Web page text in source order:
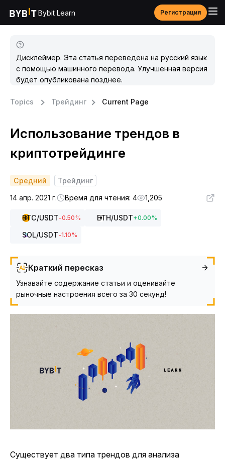
Bybit Learn Регистрация
Дисклеймер. Эта статья переведена на русский язык
с помощью машинного перевода. Улучшенная версия
будет опубликована позднее.
Topics Трейдинг Current Page
Использование трендов в
криптотрейдинге
Средний
Трейдинг
14 апр. 2021 г.
Время для чтения: 4 1,205
BTC/USDT-0.50% ETH/USDT+0.00%
SOL/USDT-1.10%
Краткий пересказ
Узнавайте содержание статьи и оценивайте
рыночные настроения всего за 30 секунд!
Существует два типа трендов для анализа